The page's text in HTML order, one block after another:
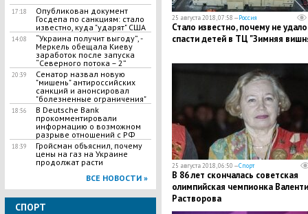
17:18
Опубликован документ
Госдепа по санкциям: стало
известно, куда "ударят" США
14:08
“Украина получит выгоду”, -
Меркель обещала Киеву
заработок после запуска
“Северного потока – 2”
20:39
Сенатор назвал новую
"мишень" антироссийских
санкций и анонсировал
"болезненные ограничения"
18:56
В Deutsche Bank
прокомментировали
информацию о возможном
разрыве отношений с РФ
18:39
​Гройсман объяснил, почему
цены на газ на Украине
продолжат расти
ВСЕ НОВОСТИ »
СПОРТ
25 августа 2018, 07:58 —Россия
​Стало известно, почему не
спасти детей в ТЦ "Зимняя
25 августа 2018, 06:50 —Спорт
В 86 лет скончалась советская
олимпийская чемпионка
Растворова